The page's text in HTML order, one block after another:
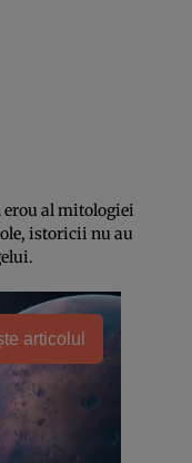
erou al mitologiei
istoricii nu au
articolul